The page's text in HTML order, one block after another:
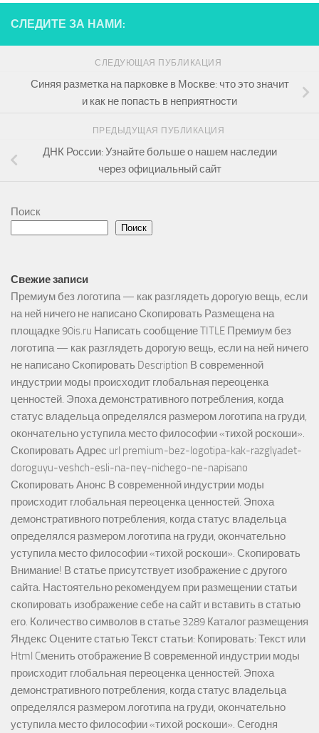
СЛЕДИТЕ ЗА НАМИ:
СЛЕДУЮЩАЯ ПУБЛИКАЦИЯ
Синяя разметка на парковке в Москве: что это значит
и как не попасть в неприятности
ПРЕДЫДУЩАЯ ПУБЛИКАЦИЯ
ДНК России: Узнайте больше о нашем наследии
через официальный сайт
Поиск
Поиск
Свежие записи
Премиум без логотипа — как разглядеть дорогую вещь, если
на ней ничего не написано Скопировать Размещена на
площадке 90is.ru Написать сообщение TITLE Премиум без
логотипа — как разглядеть дорогую вещь, если на ней ничего
не написано Скопировать Description В современной
индустрии моды происходит глобальная переоценка
ценностей. Эпоха демонстративного потребления, когда
статус владельца определялся размером логотипа на груди,
окончательно уступила место философии «тихой роскоши».
Скопировать Адрес url premium-bez-logotipa-kak-razglyadet-
doroguyu-veshch-esli-na-ney-nichego-ne-napisano
Скопировать Анонс В современной индустрии моды
происходит глобальная переоценка ценностей. Эпоха
демонстративного потребления, когда статус владельца
определялся размером логотипа на груди, окончательно
уступила место философии «тихой роскоши». Скопировать
Внимание! В статье присутствует изображение с другого
сайта. Настоятельно рекомендуем при размещении статьи
скопировать изображение себе на сайт и вставить в статью
его. Количество символов в статье 3289 Каталог размещения
Яндекс Оцените статью Текст статьи: Копировать: Текст или
Html Cменить отображение В современной индустрии моды
происходит глобальная переоценка ценностей. Эпоха
демонстративного потребления, когда статус владельца
определялся размером логотипа на груди, окончательно
уступила место философии «тихой роскоши». Сегодня